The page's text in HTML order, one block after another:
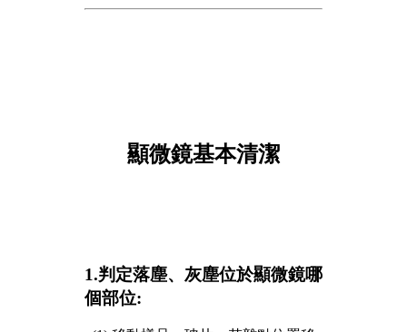
顯微鏡基本清潔
1.判定落塵、灰塵位於顯微鏡哪
個部位: